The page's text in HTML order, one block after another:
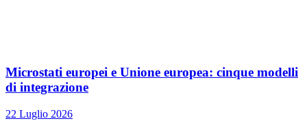
Microstati europei e Unione europea: cinque modelli
di integrazione
22 Luglio 2026